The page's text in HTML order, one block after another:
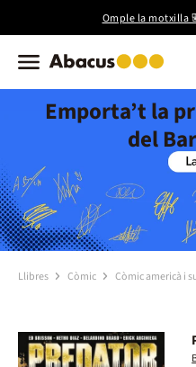
Omple la motxilla
Emporta’t la
del
Llibres Còmic Còmic americà i